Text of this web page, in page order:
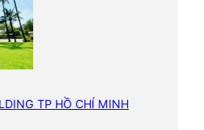
TP HỒ CHÍ MINH